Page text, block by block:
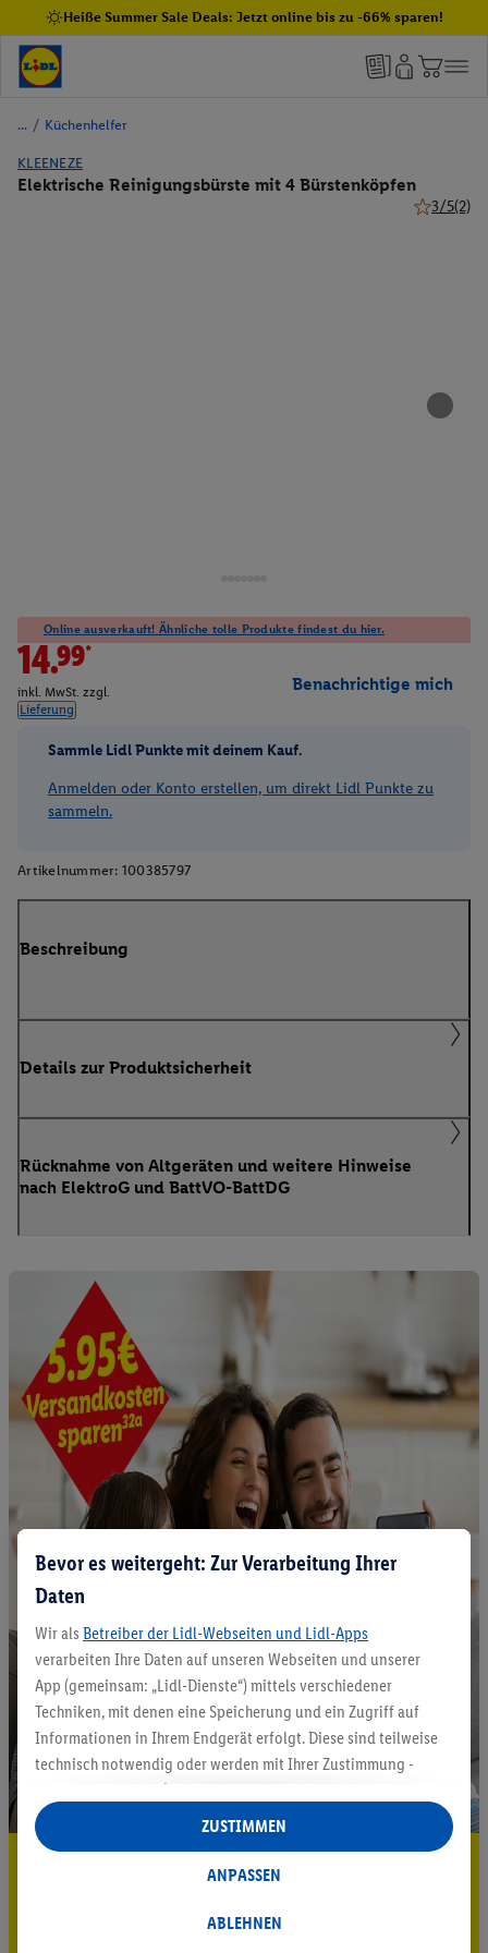
Heiße Summer Sale Deals: Jetzt online bis zu -66% sparen!
/ Küchenhelfer
KLEENEZE
Elektrische Reinigungsbürste mit 4 Bürstenköpfen
3/5(2)
Online ausverkauft! Ähnliche tolle Produkte findest du hier.
14.99*
inkl. MwSt. zzgl.
Lieferung
Benachrichtige mich
Sammle Lidl Punkte mit deinem Kauf.
Anmelden oder Konto erstellen, um direkt Lidl Punkte zu
sammeln.
Artikelnummer: 100385797
Beschreibung
Details zur Produktsicherheit
Rücknahme von Altgeräten und weitere Hinweise
nach ElektroG und BattVO-BattDG
5.95 € Versand sparen³²ᵃ
Bevor es weitergeht: Zur Verarbeitung Ihrer
Daten
Wir als Betreiber der Lidl-Webseiten und Lidl-Apps
verarbeiten Ihre Daten auf unseren Webseiten und unserer
App (gemeinsam: „Lidl-Dienste“) mittels verschiedener
Techniken, mit denen eine Speicherung und ein Zugriff auf
Informationen in Ihrem Endgerät erfolgt. Diese sind teilweise
technisch notwendig oder werden mit Ihrer Zustimmung -
auch durch Partner (u.a.
Verantwortliche; im Zusammenhang mit dem IAB TCF
insgesamt
Statistik-Erstellung oder für personalisierte Werbung
Datenverarbeitungen für personalisierte Werbung werden
ABLEHNEN
ANPASSEN
ZUSTIMMEN